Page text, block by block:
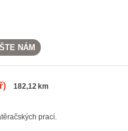
NÁM
182,12 km
prací.